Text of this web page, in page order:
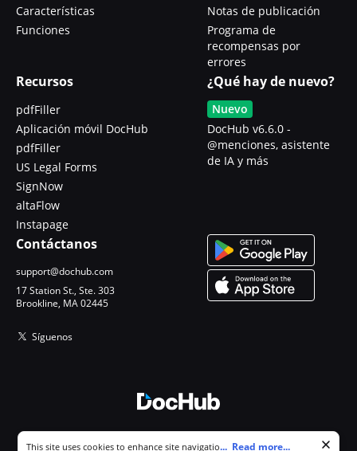
Características
Funciones
Notas de publicación
Programa de
recompensas por
errores
Recursos
pdfFiller
Aplicación móvil DocHub
pdfFiller
US Legal Forms
SignNow
altaFlow
Instapage
¿Qué hay de nuevo?
Nuevo
DocHub v6.6.0 -
@menciones, asistente
de IA y más
Contáctanos
support@dochub.com
17 Station St., Ste. 303
Brookline, MA 02445
Síguenos
Cookie consent notice
This site uses cookies to enhance site navigation and personalize
... Read more...